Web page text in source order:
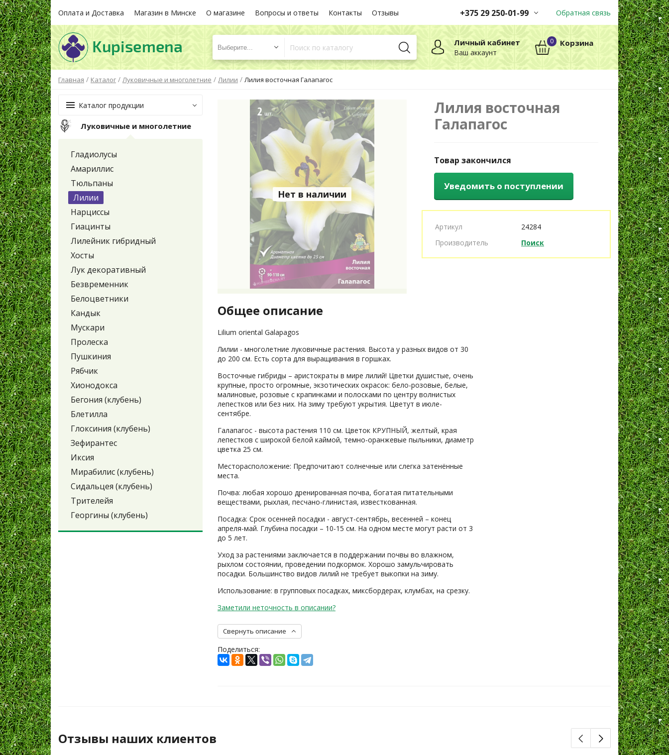
Оплата и Доставка Магазин в Минске О магазине Вопросы и ответы Контакты Отзывы +375 29 250-01-99
автоматически через корзину
круглосуточно без выходных
Обратная связь
Выберите... Личный кабинет
Ваш аккаунт
0 Корзина
Главная / Каталог / Луковичные и многолетние / Лилии / Лилия восточная Галапагос
Каталог продукции
Луковичные и многолетние
Гладиолусы
Амариллис
Тюльпаны
Лилии
Нарциссы
Гиацинты
Лилейник гибридный
Хосты
Лук декоративный
Безвременник
Белоцветники
Кандык
Мускари
Пролеска
Пушкиния
Рябчик
Хионодокса
Бегония (клубень)
Блетилла
Глоксиния (клубень)
Зефирантес
Иксия
Мирабилис (клубень)
Сидальцея (клубень)
Трителейя
Георгины (клубень)
Нет в наличии
Лилия восточная
Галапагос
Товар закончился
Уведомить о поступлении
Артикул
24284
Производитель
Поиск
Общее описание
Lilium oriental Galapagos
Лилии - многолетние луковичные растения. Высота у разных видов от 30
до 200 см. Есть сорта для выращивания в горшках.
Восточные гибриды – аристократы в мире лилий! Цветки душистые, очень
крупные, просто огромные, экзотических окрасок: бело-розовые, белые,
малиновые, розовые с крапинками и полосками по центру волнистых
лепестков или без них. На зиму требуют укрытия. Цветут в июле-
сентябре.
Галапагос - высота растения 110 см. Цветок КРУПНЫЙ, желтый, края
лепестков с широкой белой каймой, темно-оранжевые пыльники, диаметр
цветка 25 см.
Месторасположение: Предпочитают солнечные или слегка затенённые
места.
Почва: любая хорошо дренированная почва, богатая питательными
веществами, рыхлая, песчано-глинистая, известкованная.
Посадка: Срок осенней посадки - август-сентябрь, весенней – конец
апреля-май. Глубина посадки – 10-15 см. На одном месте могут расти от 3
до 5 лет.
Уход за растениями заключается в поддержании почвы во влажном,
рыхлом состоянии, проведении подкормок. Хорошо замульчировать
посадки. Большинство видов лилий не требует выкопки на зиму.
Использование: в групповых посадках, миксбордерах, клумбах, на срезку.
Заметили неточность в описании?
Свернуть описание
Поделиться:
Отзывы наших клиентов